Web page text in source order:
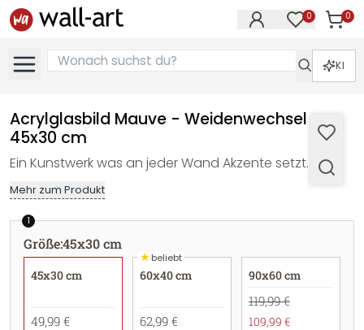
0 0
KI
Acrylglasbild Mauve - Weidenwechsel -
45x30 cm
Ein Kunstwerk was an jeder Wand Akzente setzt.
Mehr zum Produkt
1
Größe:45x30 cm
45x30 cm
49,99 €
★beliebt
60x40 cm
62,99 €
90x60 cm
119,99 €
109,99 €